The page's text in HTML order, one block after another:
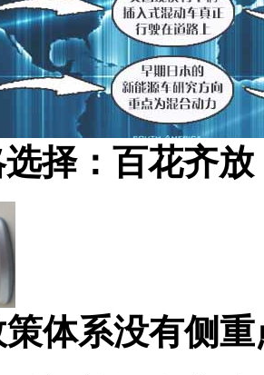
择：百花齐
体系没有侧重